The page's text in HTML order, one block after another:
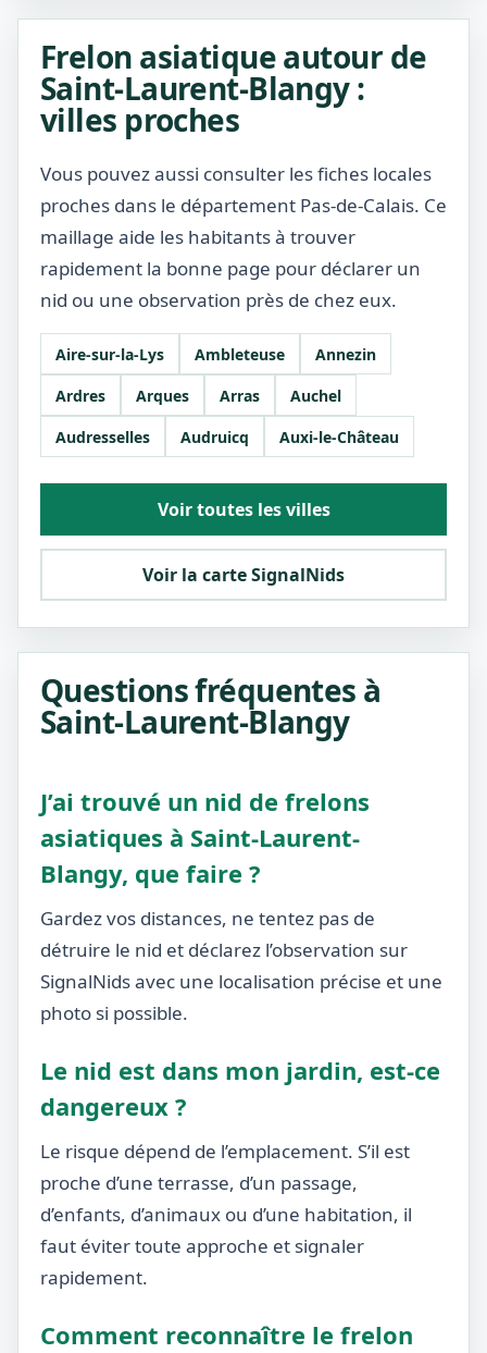
Frelon asiatique autour de
Saint-Laurent-Blangy :
villes proches
Vous pouvez aussi consulter les fiches locales
proches dans le département Pas-de-Calais. Ce
maillage aide les habitants à trouver
rapidement la bonne page pour déclarer un
nid ou une observation près de chez eux.
Aire-sur-la-Lys Ambleteuse
Annezin
Ardres
Arques Arras
Auchel
Audresselles
Audruicq Auxi-le-Château
Voir toutes les villes
Voir la carte SignalNids
Questions fréquentes à
Saint-Laurent-Blangy
J’ai trouvé un nid de frelons
asiatiques à Saint-Laurent-
Blangy, que faire ?
Gardez vos distances, ne tentez pas de
détruire le nid et déclarez l’observation sur
SignalNids avec une localisation précise et une
photo si possible.
Le nid est dans mon jardin, est-ce
dangereux ?
Le risque dépend de l’emplacement. S’il est
proche d’une terrasse, d’un passage,
d’enfants, d’animaux ou d’une habitation, il
faut éviter toute approche et signaler
rapidement.
Comment reconnaître le frelon